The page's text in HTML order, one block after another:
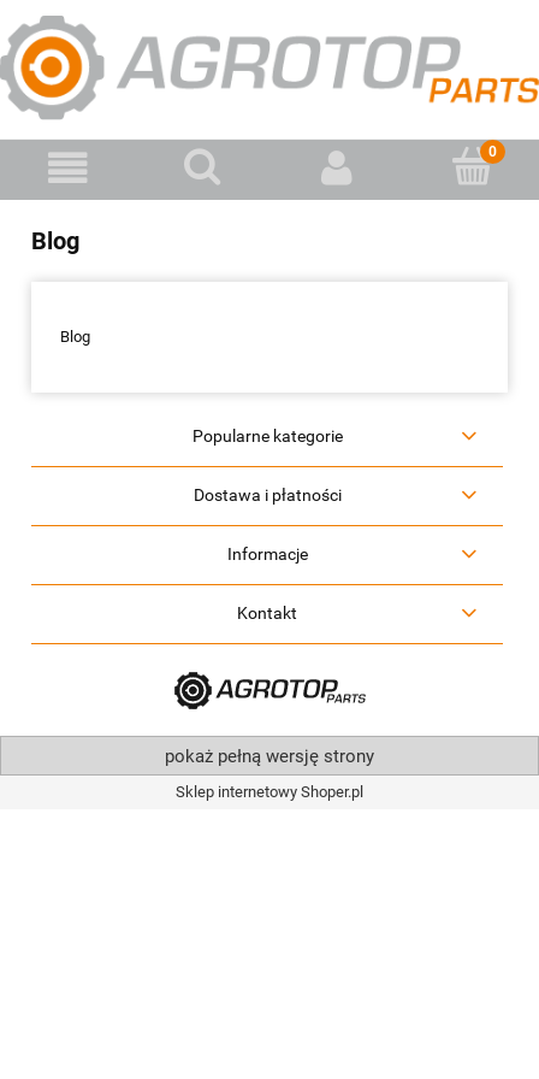
Blog
Blog
Popularne kategorie
Dostawa i płatności
Informacje
Kontakt
pokaż pełną wersję strony
Sklep internetowy Shoper.pl